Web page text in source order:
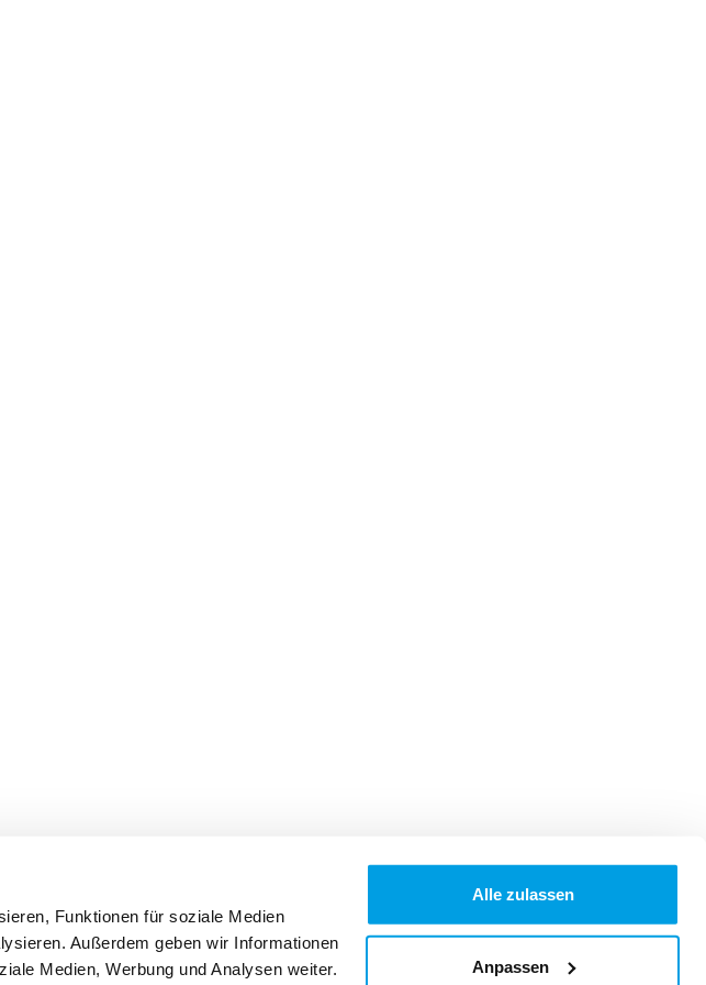
Funktionen für soziale Medien
Außerdem geben wir Informationen
Medien, Werbung und Analysen weiter.
Alle zulassen
Anpassen